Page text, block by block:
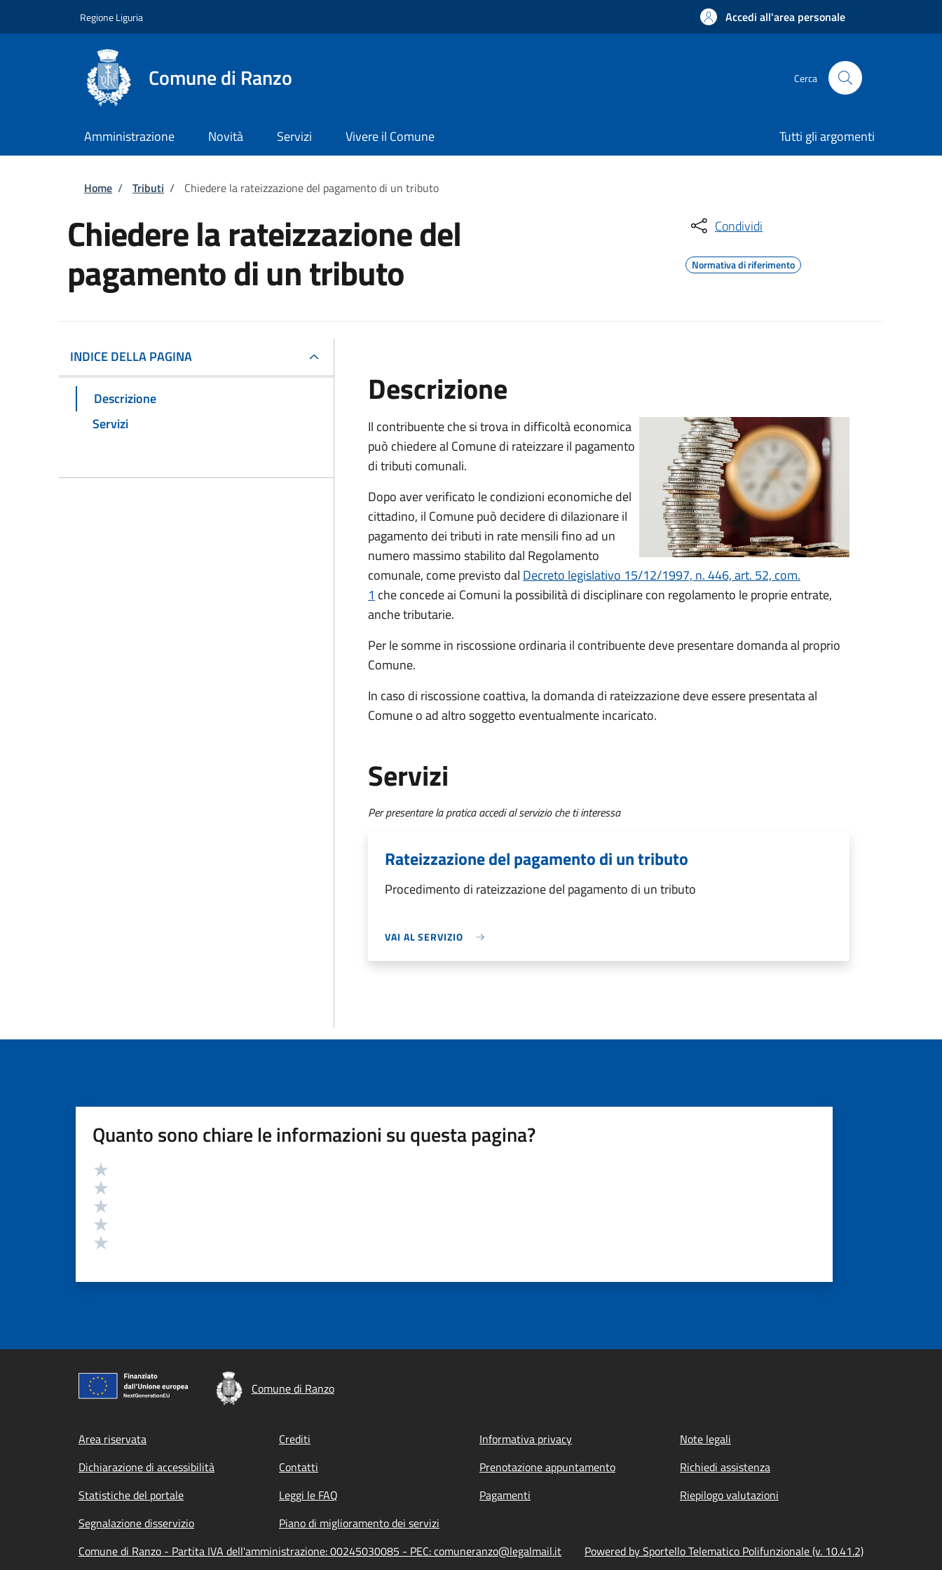
Regione Liguria Accedi all'area personale
Comune di Ranzo Cerca
Amministrazione Novità Servizi Vivere il Comune Tutti gli argomenti
Briciole di pane
Home / Tributi / Chiedere la rateizzazione del pagamento di un tributo
Chiedere la rateizzazione del
pagamento di un tributo
Condividi
Normativa di riferimento
INDICE DELLA PAGINA
Descrizione
Servizi
Descrizione
Il contribuente che si trova in difficoltà economica
può chiedere al Comune di rateizzare il pagamento
di tributi comunali.
Dopo aver verificato le condizioni economiche del
cittadino, il Comune può decidere di dilazionare il
pagamento dei tributi in rate mensili fino ad un
numero massimo stabilito dal Regolamento
comunale, come previsto dal Decreto legislativo 15/12/1997, n. 446, art. 52, com.
1 che concede ai Comuni la possibilità di disciplinare con regolamento le proprie entrate,
anche tributarie.
Per le somme in riscossione ordinaria il contribuente deve presentare domanda al proprio
Comune.
In caso di riscossione coattiva, la domanda di rateizzazione deve essere presentata al
Comune o ad altro soggetto eventualmente incaricato.
Servizi
Per presentare la pratica accedi al servizio che ti interessa
Rateizzazione del pagamento di un tributo
Procedimento di rateizzazione del pagamento di un tributo
VAI AL SERVIZIO
Quanto sono chiare le informazioni su questa pagina?
Valutazione
Comune di Ranzo
Footer menu
Area riservata Crediti Informativa privacy
Note legali
Dichiarazione di accessibilità
Contatti Prenotazione appuntamento
Richiedi assistenza
Statistiche del portale
Leggi le FAQ Pagamenti
Riepilogo valutazioni
Segnalazione disservizio
Piano di miglioramento dei servizi
Comune di Ranzo - Partita IVA dell'amministrazione: 00245030085 - PEC: comuneranzo@legalmail.it
Powered by Sportello Telematico Polifunzionale (v. 10.41.2)